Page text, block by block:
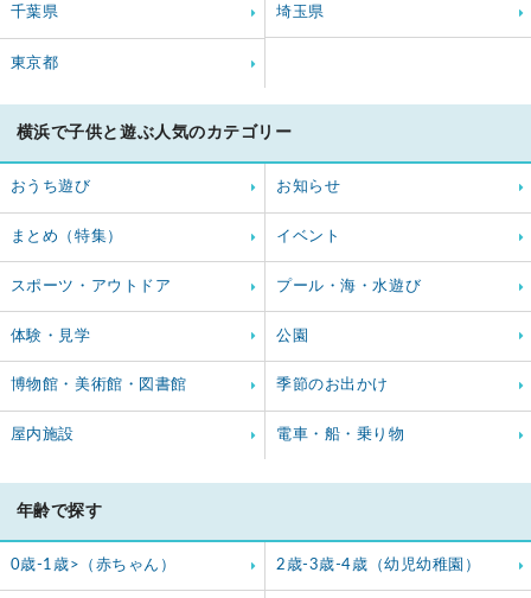
千葉県 埼玉県
東京都
横浜で子供と遊ぶ人気のカテゴリー
おうち遊び お知らせ
まとめ（特集） イベント
スポーツ・アウトドア プール・海・水遊び
体験・見学 公園
博物館・美術館・図書館 季節のお出かけ
屋内施設 電車・船・乗り物
年齢で探す
0歳-1歳>（赤ちゃん） 2歳-3歳-4歳（幼児幼稚園）